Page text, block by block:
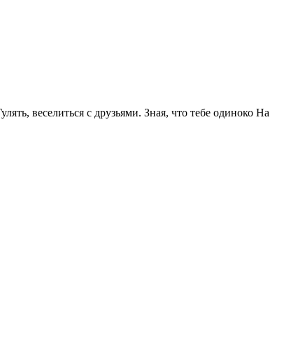
веселиться с друзьями. Зная, что тебе одиноко На